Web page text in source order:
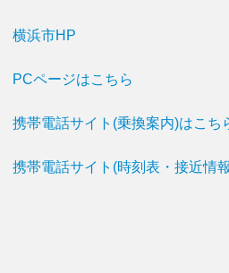
横浜市HP
PCページはこちら
携帯電話サイト(乗換案内)はこち
携帯電話サイト(時刻表・接近情